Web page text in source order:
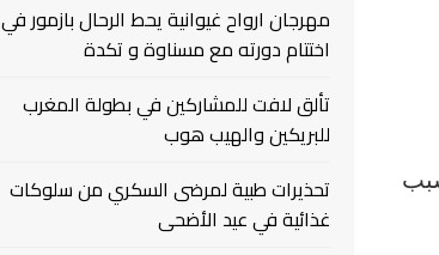
18 أكتوبر، بسبب
مهرجان ارواح غيوانية يحط الرحال بازمور في
اختتام دورته مع مسناوة و تكدة
تألق لافت للمشاركين في بطولة المغرب
للبريكين والهيب هوب
تحذيرات طبية لمرضى السكري من سلوكات
غذائية في عيد الأضحى